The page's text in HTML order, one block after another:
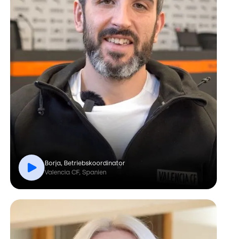
Borja, Betriebskoordinator
Valencia CF, Spanien